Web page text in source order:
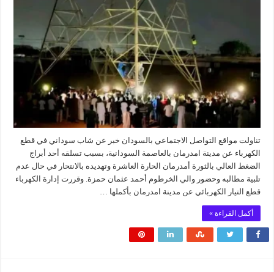
تناولت مواقع التواصل الاجتماعي بالسودان خبر عن شاب سوداني في قطع
الكهرباء عن مدينة امدرمان بالعاصمة السودانية، بسبب تسلقه أحد أبراج
الضغط العالي بالثورة أمدرمان الحارة العاشرة وتهديده بالانتحار في حال عدم
تلبية مطالبه وحضور والي الخرطوم أحمد عثمان حمزة. وقررت إدارة الكهرباء
قطع التيار الكهربائي عن مدينة امدرمان بأكملها …
أكمل القراءة »